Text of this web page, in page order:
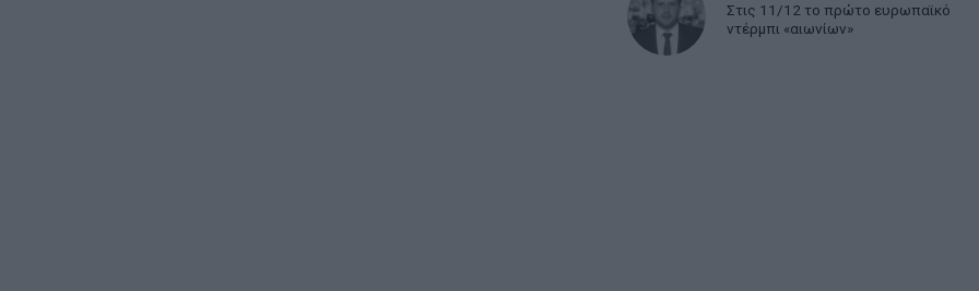
Στις 11/12 το πρώτο ευρωπαϊκό
ντέρμπι «αιωνίων»